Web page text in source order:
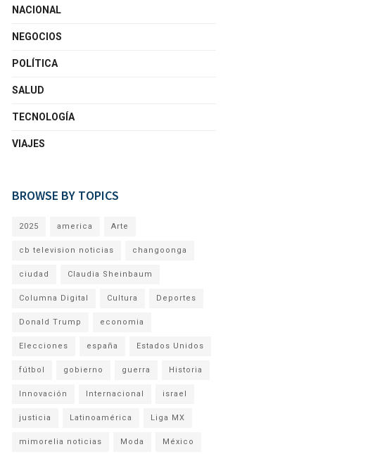
NACIONAL
NEGOCIOS
POLÍTICA
SALUD
TECNOLOGÍA
VIAJES
BROWSE BY TOPICS
2025 america Arte
cb television noticias changoonga
ciudad Claudia Sheinbaum
Columna Digital Cultura Deportes
Donald Trump economia
Elecciones españa Estados Unidos
fútbol gobierno guerra Historia
Innovación Internacional israel
justicia Latinoamérica Liga MX
mimorelia noticias Moda México